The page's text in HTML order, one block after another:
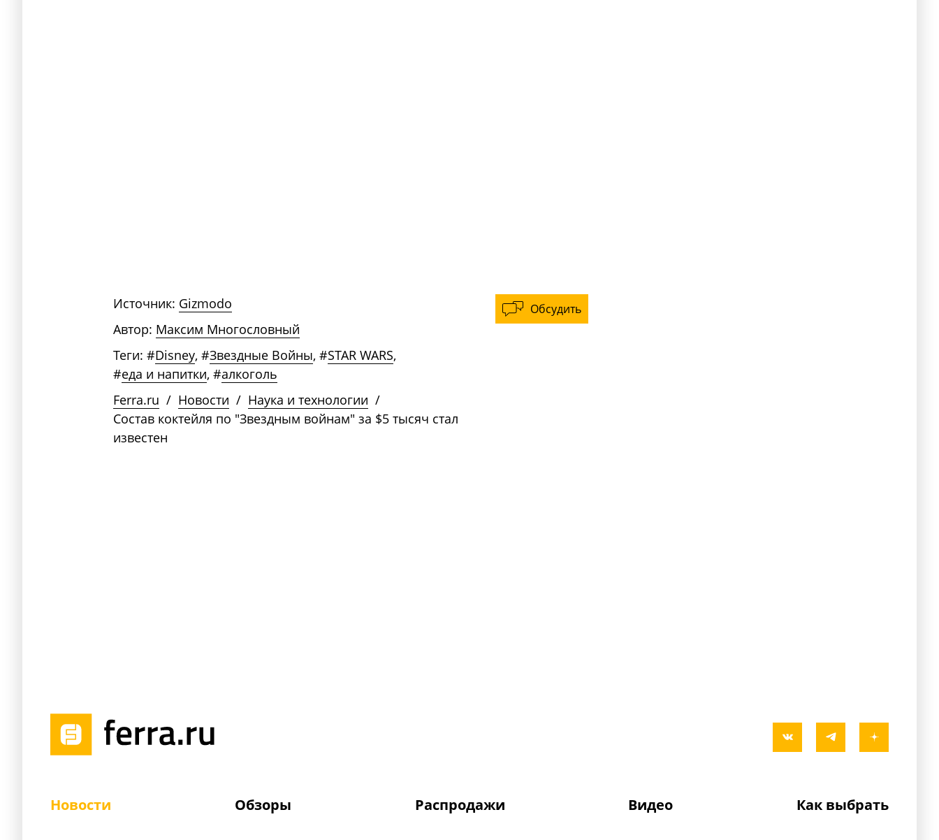
Обсудить
Источник: Gizmodo
Автор: Максим Многословный
Теги: #Disney, #Звездные Войны, #STAR WARS,
#еда и напитки, #алкоголь
Ferra.ru / Новости / Наука и технологии /
Состав коктейля по "Звездным войнам" за $5 тысяч стал
известен
Новости Обзоры Распродажи Видео Как выбрать